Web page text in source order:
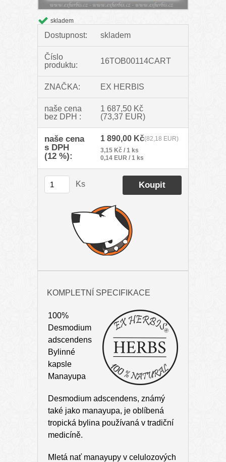
skladem
Dostupnost: skladem
Číslo
produktu:
16TOB00114CART
ZNAČKA: EX HERBIS
naše cena
bez DPH :
1 687,50 Kč
(73,37 EUR)
naše cena
s DPH
(12 %):
1 890,00 Kč(82,18 EUR)
3,15 Kč / 1 ks
0,14 EUR / 1 ks
Ks
KOMPLETNÍ SPECIFIKACE
100%
Desmodium
adscendens
Bylinné
kapsle
Manayupa
Desmodium adscendens, známý
také jako manayupa, je oblíbená
tropická bylina používaná v tradiční
medicíně.
Mletá nať manayupy v celulozových